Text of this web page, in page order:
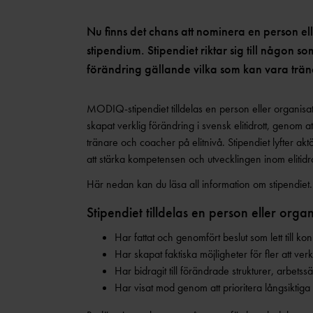
COMPANY LINENu finns det chans att nominera en person
stipendium. Stipendiet riktar sig till någon
förändring gällande vilka som kan vara
MODIQ-stipendiet tilldelas en person eller
skapat verklig förändring i svensk elitidrott, genom
tränare och coacher på elitnivå. Stipendiet lyfter
att stärka kompetensen och utvecklingen inom
Här nedan kan du läsa all information om stipendiet.
Stipendiet tilldelas en person eller
Har fattat och genomfört beslut som lett till
Har skapat faktiska möjligheter för fler att
Har bidragit till förändrade strukturer,
Har visat mod genom att prioritera